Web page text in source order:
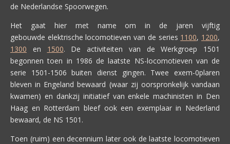
de Nederlandse Spoorwegen.
Het gaat hier met name om in de jaren vijftig
gebouwde elektrische locomotieven van de series 1100, 1200,
1300 en 1500. De activiteiten van de Werkgroep 1501
begonnen toen in 1986 de laatste NS-locomotieven van de
serie 1501-1506 buiten dienst gingen. Twee exem-0plaren
bleven in Engeland bewaard (waar zij oorspronkelijk vandaan
kwamen) en dankzij initiatief van enkele machinisten in Den
Haag en Rotterdam bleef ook een exemplaar in Nederland
bewaard, de NS 1501.
Toen (ruim) een decennium later ook de laatste locomotieven